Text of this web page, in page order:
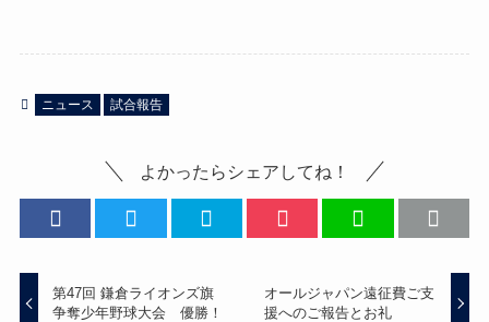
ニュース 試合報告
よかったらシェアしてね！
第47回 鎌倉ライオンズ旗
争奪少年野球大会 優勝！
オールジャパン遠征費ご支
援へのご報告とお礼